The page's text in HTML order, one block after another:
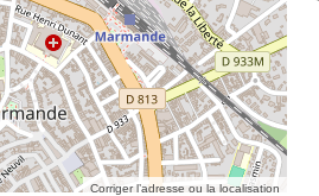
Corriger l’adresse ou la localisation